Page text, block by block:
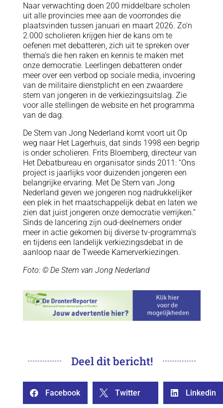
Naar verwachting doen 200 middelbare scholen
uit alle provincies mee aan de voorrondes die
plaatsvinden tussen januari en maart 2026. Zo’n
2.000 scholieren krijgen hier de kans om te
oefenen met debatteren, zich uit te spreken over
thema’s die hen raken en kennis te maken met
onze democratie. Leerlingen debatteren onder
meer over een verbod op sociale media, invoering
van de militaire dienstplicht en een zwaardere
stem van jongeren in de verkiezingsuitslag. Zie
voor alle stellingen de website en het programma
van de dag.
De Stem van Jong Nederland komt voort uit Op
weg naar Het Lagerhuis, dat sinds 1998 een begrip
is onder scholieren. Frits Bloemberg, directeur van
Het Debatbureau en organisator sinds 2011: “Ons
project is jaarlijks voor duizenden jongeren een
belangrijke ervaring. Met De Stem van Jong
Nederland geven we jongeren nog nadrukkelijker
een plek in het maatschappelijk debat en laten we
zien dat juist jongeren onze democratie verrijken.”
Sinds de lancering zijn oud-deelnemers onder
meer in actie gekomen bij diverse tv-programma’s
en tijdens een landelijk verkiezingsdebat in de
aanloop naar de Tweede Kamerverkiezingen.
Foto: © De Stem van Jong Nederland
Deel dit bericht!
 Facebook  Twitter  Linkedin